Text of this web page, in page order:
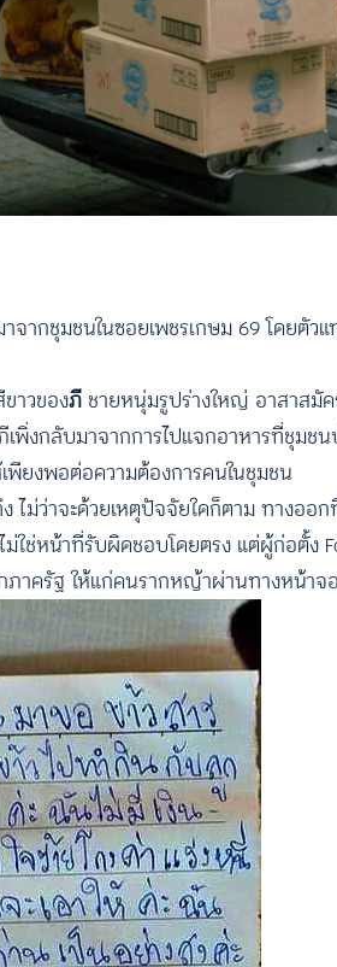
จากชุมชนในซอยเพชรเกษม 69 โดยตัว
าวของภี ชายหนุ่มรูปร่างใหญ่ อาสาสมัค
พิ่งกลับมาจากการไปแจกอาหารที่ชุมช
พียงพอต่อความต้องการคนในชุมชน
ม่ว่าจะด้วยเหตุปัจจัยใดก็ตาม ทางออก
ช่หน้าที่รับผิดชอบโดยตรง แต่ผู้ก่อตั้ง
ภาครัฐ ให้แก่คนรากหญ้าผ่านทางหน้า